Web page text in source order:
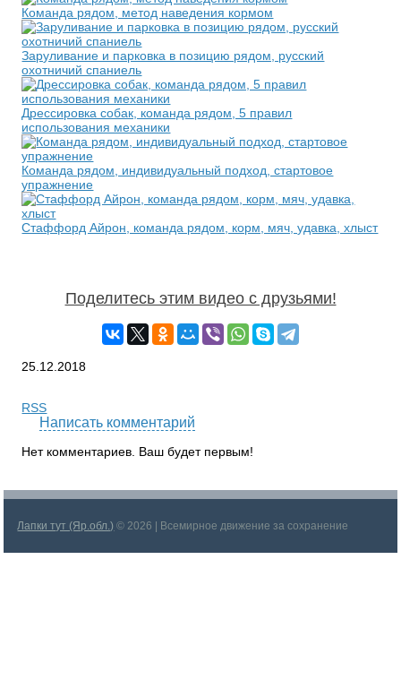
Команда рядом, метод наведения кормом
Заруливание и парковка в позицию рядом, русский
охотничий спаниель
Дрессировка собак, команда рядом, 5 правил
использования механики
Команда рядом, индивидуальный подход, стартовое
упражнение
Стаффорд Айрон, команда рядом, корм, мяч, удавка, хлыст
Поделитесь этим видео с друзьями!
25.12.2018
RSS
Написать комментарий
Нет комментариев. Ваш будет первым!
Лапки тут (Яр.обл.) © 2026 | Всемирное движение за сохранение